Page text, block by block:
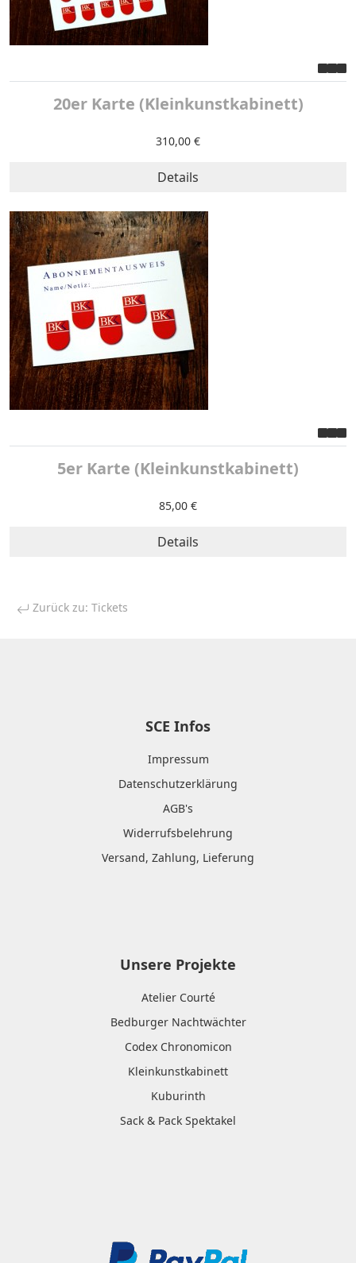
20er Karte (Kleinkunstkabinett)
310,00 €
Details
5er Karte (Kleinkunstkabinett)
85,00 €
Details
Zurück zu: Tickets
SCE Infos
Impressum
Datenschutzerklärung
AGB's
Widerrufsbelehrung
Versand, Zahlung, Lieferung
Unsere Projekte
Atelier Courté
Bedburger Nachtwächter
Codex Chronomicon
Kleinkunstkabinett
Kuburinth
Sack & Pack Spektakel